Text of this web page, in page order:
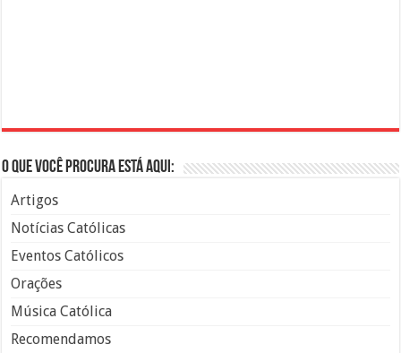
O que você procura está aqui:
Artigos
Notícias Católicas
Eventos Católicos
Orações
Música Católica
Recomendamos